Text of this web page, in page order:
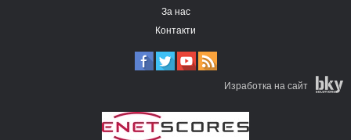
За нас
Контакти
Изработка на сайт